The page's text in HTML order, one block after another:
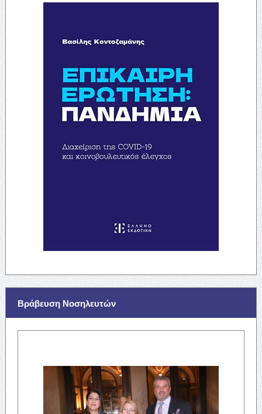
Βράβευση Νοσηλευτών